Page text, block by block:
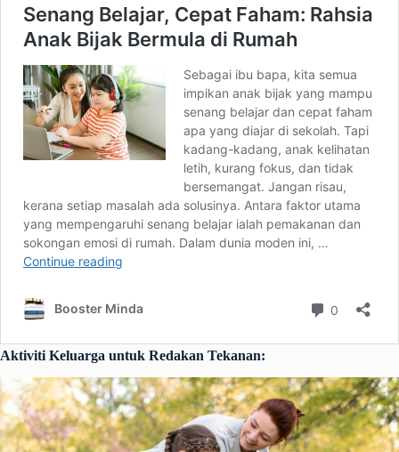
Aktiviti Keluarga untuk Redakan Tekanan: